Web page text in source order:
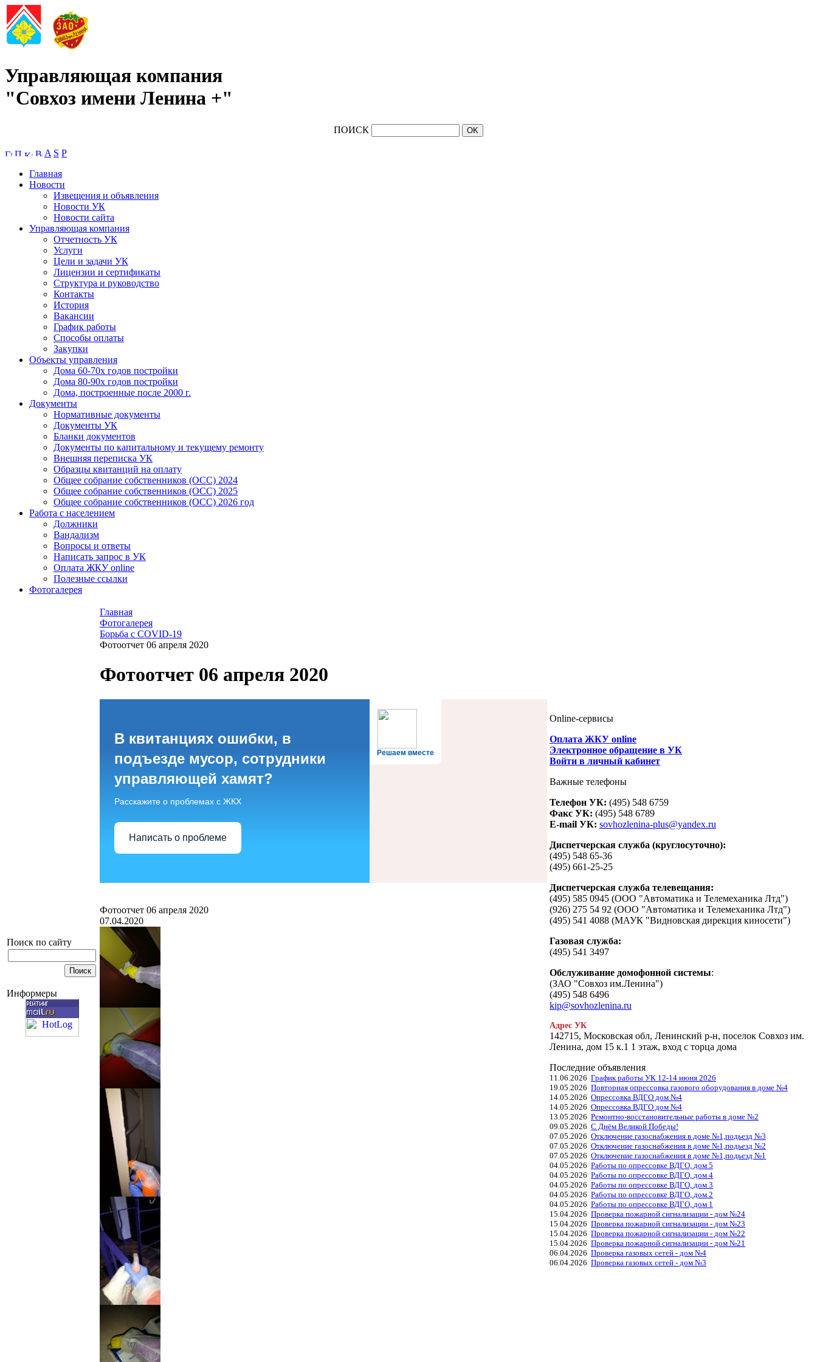
Управляющая компания
"Совхоз имени Ленина +"
ПОИСК
A S P
Главная
Новости
Извещения и объявления
Новости УК
Новости сайта
Управляющая компания
Отчетность УК
Услуги
Цели и задачи УК
Лицензии и сертификаты
Структура и руководство
Контакты
История
Вакансии
График работы
Способы оплаты
Закупки
Объекты управления
Дома 60-70х годов постройки
Дома 80-90х годов постройки
Дома, построенные после 2000 г.
Документы
Нормативные документы
Документы УК
Бланки документов
Документы по капитальному и текущему ремонту
Внешняя переписка УК
Образцы квитанций на оплату
Общее собрание собственников (ОСС) 2024
Общее собрание собственников (ОСС) 2025
Общее собрание собственников (ОСС) 2026 год
Работа с населением
Должники
Вандализм
Вопросы и ответы
Написать запрос в УК
Оплата ЖКУ online
Полезные ссылки
Фотогалерея
Поиск по сайту
Информеры
Главная
Фотогалерея
Борьба с COVID-19
Фотоотчет 06 апреля 2020
Фотоотчет 06 апреля 2020
Решаем вместе
В квитанциях ошибки, в
подъезде мусор, сотрудники
управляющей хамят?
Расскажите о проблемах с ЖКХ
Написать о проблеме
Фотоотчет 06 апреля 2020
07.04.2020
Online-сервисы
Оплата ЖКУ online
Электронное обращение в УК
Войти в личный кабинет
Важные телефоны
Телефон УК: (495) 548 6759
Факс УК: (495) 548 6789
E-mail УК: sovhozlenina-plus@yandex.ru
Диспетчерская служба (круглосуточно):
(495) 548 65-36
(495) 661-25-25
Диспетчерская служба телевещания:
(495) 585 0945 (ООО "Автоматика и Телемеханика Лтд")
(926) 275 54 92 (ООО "Автоматика и Телемеханика Лтд")
(495) 541 4088 (МАУК "Видновская дирекция киносети")
Газовая служба:
(495) 541 3497
Обслуживание домофонной системы:
(ЗАО "Совхоз им.Ленина")
(495) 548 6496
kip@sovhozlenina.ru
Адрес УК
142715, Московская обл, Ленинский р-н, поселок Совхоз им.
Ленина, дом 15 к.1 1 этаж, вход с торца дома
Последние объявления
11.06.2026 График работы УК 12-14 июня 2026
19.05.2026 Повторная опрессовка газового оборудования в доме №4
14.05.2026 Опрессовка ВДГО дом №4
14.05.2026 Опрессовка ВДГО дом №4
13.05.2026 Ремонтно-восстановительные работы в доме №2
09.05.2026 С Днём Великой Победы!
07.05.2026 Отключение газоснабжения в доме №1,подьезд №3
07.05.2026 Отключение газоснабжения в доме №1,подьезд №2
07.05.2026 Отключение газоснабжения в доме №1,подьезд №1
04.05.2026 Работы по опрессовке ВДГО, дом 5
04.05.2026 Работы по опрессовке ВДГО, дом 4
04.05.2026 Работы по опрессовке ВДГО, дом 3
04.05.2026 Работы по опрессовке ВДГО, дом 2
04.05.2026 Работы по опрессовке ВДГО, дом 1
15.04.2026 Проверка пожарной сигнализации - дом №24
15.04.2026 Проверка пожарной сигнализации - дом №23
15.04.2026 Проверка пожарной сигнализации - дом №22
15.04.2026 Проверка пожарной сигнализации - дом №21
06.04.2026 Проверка газовых сетей - дом №4
06.04.2026 Проверка газовых сетей - дом №3